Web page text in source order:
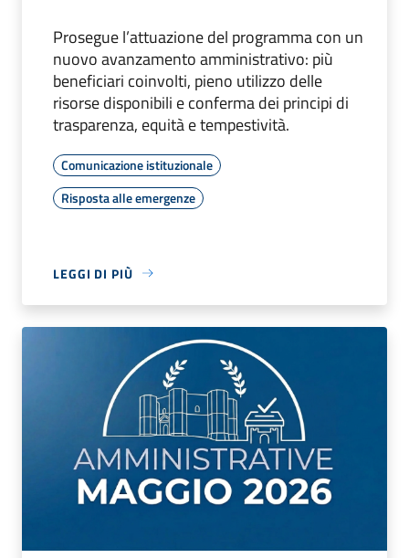
Prosegue l’attuazione del programma con un
nuovo avanzamento amministrativo: più
beneficiari coinvolti, pieno utilizzo delle
risorse disponibili e conferma dei principi di
trasparenza, equità e tempestività.
Comunicazione istituzionale
Risposta alle emergenze
LEGGI DI PIÙ